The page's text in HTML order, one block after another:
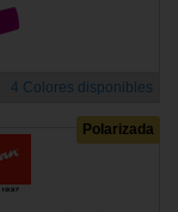
4 Colores disponibles
Polarizada